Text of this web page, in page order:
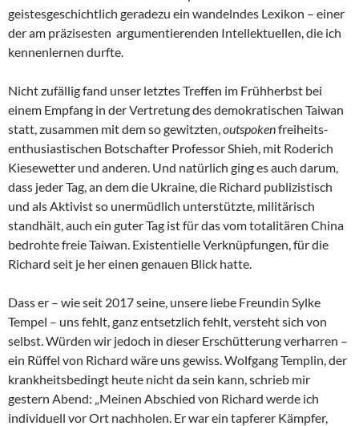
geistesgeschichtlich geradezu ein wandelndes Lexikon – einer
der am präzisesten argumentierenden Intellektuellen, die ich
kennenlernen durfte.
Nicht zufällig fand unser letztes Treffen im Frühherbst bei
einem Empfang in der Vertretung des demokratischen Taiwan
statt, zusammen mit dem so gewitzten,outspokenfreiheits-
enthusiastischen Botschafter Professor Shieh, mit Roderich
Kiesewetter und anderen. Und natürlich ging es auch darum,
dass jeder Tag, an dem die Ukraine, die Richard publizistisch
und als Aktivist so unermüdlich unterstützte, militärisch
standhält, auch ein guter Tag ist für das vom totalitären China
bedrohte freie Taiwan. Existentielle Verknüpfungen, für die
Richard seit je her einen genauen Blick hatte.
Dass er – wie seit 2017 seine, unsere liebe Freundin Sylke
Tempel – uns fehlt, ganz entsetzlich fehlt, versteht sich von
selbst. Würden wir jedoch in dieser Erschütterung verharren –
ein Rüffel von Richard wäre uns gewiss. Wolfgang Templin, der
krankheitsbedingt heute nicht da sein kann, schrieb mir
gestern Abend: „Meinen Abschied von Richard werde ich
individuell vor Ort nachholen. Er war ein tapferer Kämpfer,